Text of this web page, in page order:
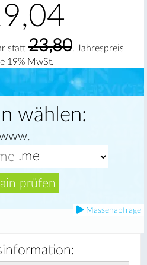
statt 23,80. Jahrespreis
19% MwSt.
wählen:
prüfen
Massenabfrage